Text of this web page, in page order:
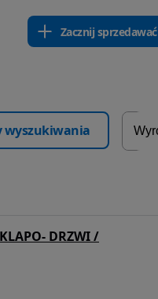
Zacznij sprzedawać
wyszukiwania
DRZWI /